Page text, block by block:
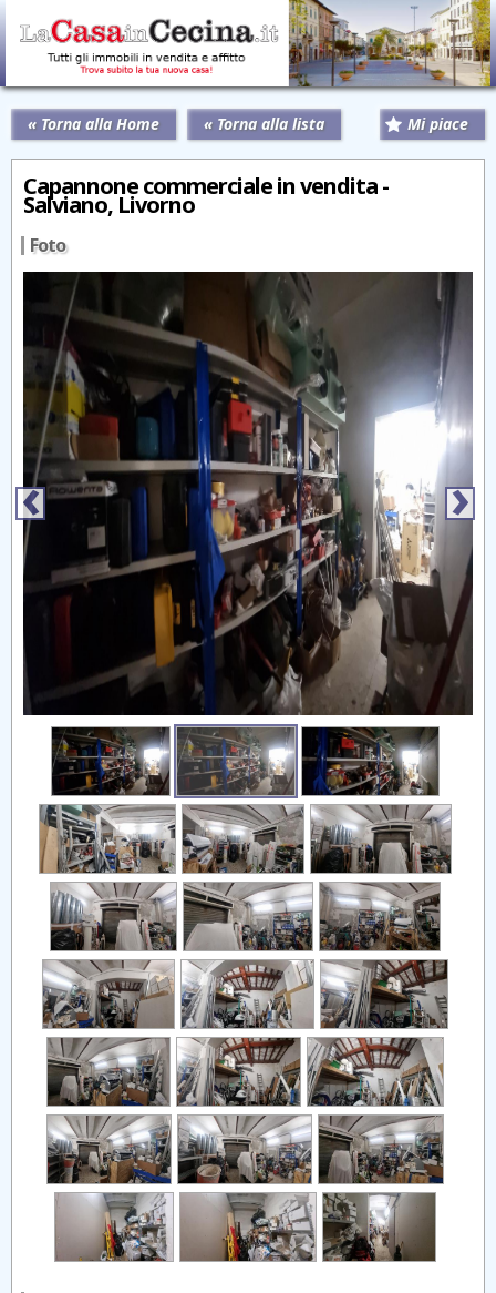
« Torna alla Home « Torna alla lista Mi piace
Capannone commerciale in vendita -
Salviano, Livorno
Foto
‹ ›